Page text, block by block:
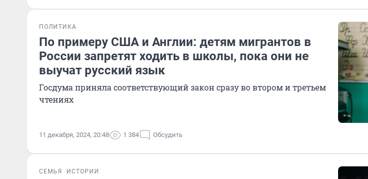
ПОЛИТИКА
По примеру США и Англии: детям мигрантов в
России запретят ходить в школы, пока они не
выучат русский язык
Госдума приняла соответствующий закон сразу во втором и третьем
чтениях
11 декабря, 2024, 20:48 1 384 Обсудить
СЕМЬЯ ИСТОРИИ